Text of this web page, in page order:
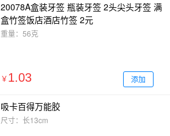
20078A盒装牙签 瓶装牙签 2头尖头牙签 满
盒竹签饭店酒店竹签 2元
重量：56克
￥ 1.03 添加
吸卡百得万能胶
尺寸：长13cm